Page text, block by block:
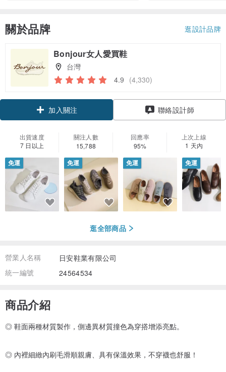
關於品牌 逛設計品牌
Bonjour女人愛買鞋
台灣
4.9 (4,330)
加入關注
聯絡設計師
出貨速度
7 日以上
關注人數
15,788
回應率
95%
上次上線
1 天內
免運 免運 免運 免運
逛全部商品
營業人名稱
日安鞋業有限公司
統一編號
24564534
商品介紹
◎ 鞋面兩種材質製作，側邊異材質撞色為穿搭增添亮點。
◎ 內裡細緻內刷毛滑順親膚、具有保溫效果，不穿襪也舒服！